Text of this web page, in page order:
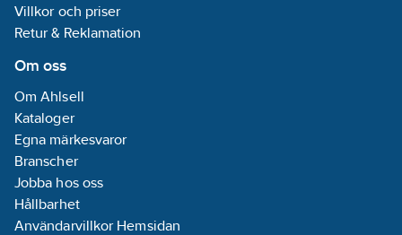
Villkor och priser
Retur & Reklamation
Om oss
Om Ahlsell
Kataloger
Egna märkesvaror
Branscher
Jobba hos oss
Hållbarhet
Användarvillkor Hemsidan